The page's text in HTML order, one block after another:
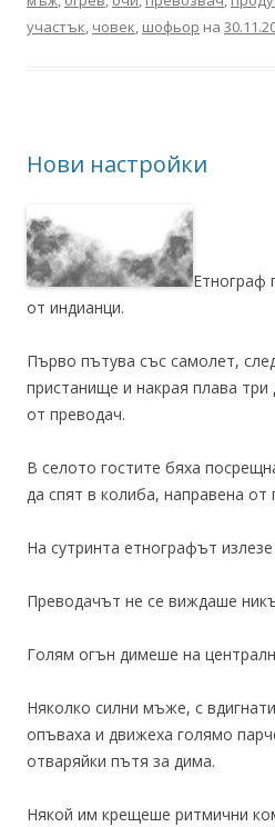
участък, човек, шофьор на
Нови настройки
Етнограф
от индианци.
Първо пътува със самолет,
пристанище и накрая плава
от преводач.
В селото гостите бяха
да спят в колиба, направена от
На сутринта етнографът
Преводачът не се виждаше
Голям огън димеше на
Няколко силни мъже, с
опъваха и движеха голямо
отваряйки пътя за дима.
Някой им крещеше ритмични